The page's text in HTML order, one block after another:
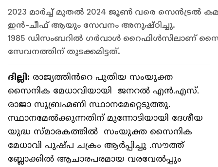
2023 മാര്‍ച്ച് മുതല്‍ 2024 ജൂണ്‍ വരെ സെന്‍ട്രല്‍
ഇന്‍-ചീഫ് ആയും സേവനം അനുഷ്ഠിച്ചു.
1985 ഡിസംബറില്‍ ഗര്‍വാള്‍ റൈഫിള്‍സിലാണ്
സേവനത്തിന് തുടക്കമിട്ടത്.
ദില്ലി: രാജ്യത്തിൻറെ പുതിയ സംയുക്ത
സൈനിക മേധാവിയായി ജനറല്‍ എന്‍.എസ്.
രാജാ സുബ്രഹ്മണി സ്ഥാനമേറ്റെടുത്തു.
സ്ഥാനമേൽക്കുന്നതിന് മുന്നോടിയായി ദേശീയ
യുദ്ധ സ്മാരകത്തിൽ സംയുക്ത സൈനിക
മേധാവി പുഷ്പ ചക്രം ആർപ്പിച്ചു .സൗത്ത്
ബ്ലോക്കിൽ ആചാരപരമായ വരവേൽപ്പും